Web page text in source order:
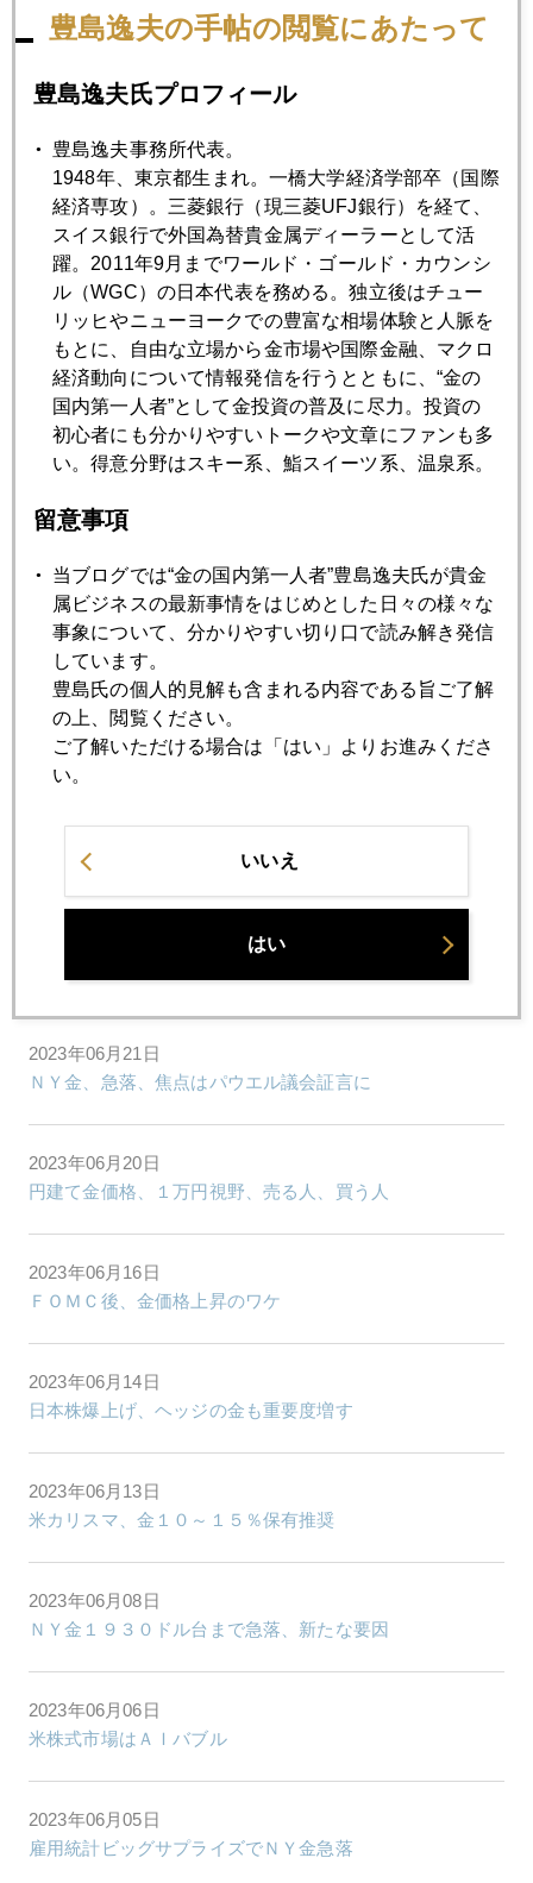
なお、大谷クンは今日も３安打で打率を３割台に上げ、ヒョ
打と打点は１位だからね～）。
2023年
1月 2月 3月 4月 5月 6月
7月 8月 9月 10月 11月 12月
2023年06月30日
プラチナ、じわり値ごろゾーン入り
2023年06月29日
シントラで主要中央銀行フォーラム
2023年06月28日
ワグネルの資金源はアフリカ産金か
2023年06月27日
ロシア内乱、有事の金は動かず
国際金価格、１９１０ドル台まで急落
2023年06月21日
ＮＹ金、急落、焦点はパウエル議会証言に
2023年06月20日
円建て金価格、１万円視野、売る人、買う人
2023年06月16日
ＦＯＭＣ後、金価格上昇のワケ
2023年06月14日
日本株爆上げ、ヘッジの金も重要度増す
2023年06月13日
米カリスマ、金１０～１５％保有推奨
2023年06月08日
ＮＹ金１９３０ドル台まで急落、新たな要因
2023年06月06日
米株式市場はＡＩバブル
2023年06月05日
雇用統計ビッグサプライズでＮＹ金急落
豊島逸夫の手帖の閲覧にあたって
豊島逸夫氏プロフィール
豊島逸夫事務所代表。
1948年、東京都生まれ。一橋大学経済学部卒（国際
経済専攻）。三菱銀行（現三菱UFJ銀行）を経て、
スイス銀行で外国為替貴金属ディーラーとして活
躍。2011年9月までワールド・ゴールド・カウンシ
ル（WGC）の日本代表を務める。独立後はチュー
リッヒやニューヨークでの豊富な相場体験と人脈を
もとに、自由な立場から金市場や国際金融、マクロ
経済動向について情報発信を行うとともに、“金の
国内第一人者”として金投資の普及に尽力。投資の
初心者にも分かりやすいトークや文章にファンも多
い。得意分野はスキー系、鮨スイーツ系、温泉系。
留意事項
当ブログでは“金の国内第一人者”豊島逸夫氏が貴金
属ビジネスの最新事情をはじめとした日々の様々な
事象について、分かりやすい切り口で読み解き発信
しています。
豊島氏の個人的見解も含まれる内容である旨ご了解
の上、閲覧ください。
ご了解いただける場合は「はい」よりお進みくださ
い。
いいえ
はい